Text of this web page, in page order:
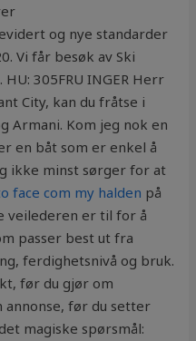
og nye standarder
Vi får besøk av Ski
305FRU INGER Herr
City, kan du fråtse i
Armani. Kom jeg nok en
en båt som er enkel å
ikke minst sørger for at
face com my halden på
veilederen er til for å
passer best ut fra
ferdighetsnivå og bruk.
før du gjør om
før du setter
magiske spørsmål: